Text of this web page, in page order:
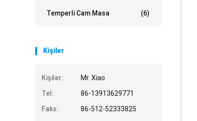
Temperli Cam Masa (6)
Kişiler
Kişiler:
Mr. Xiao
Tel:
86-13913629771
Faks:
86-512-52333825